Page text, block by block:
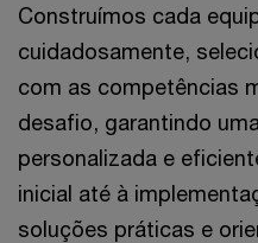
Construímos cada
cuidadosamente,
com as competências
desafio, garantindo
personalizada e
inicial até à
soluções práticas e